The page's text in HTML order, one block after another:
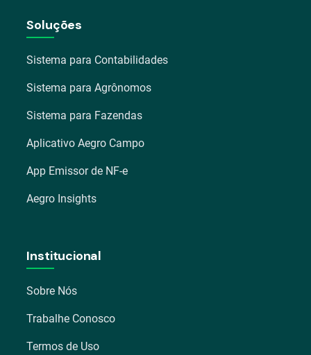
Soluções
Sistema para Contabilidades
Sistema para Agrônomos
Sistema para Fazendas
Aplicativo Aegro Campo
App Emissor de NF-e
Aegro Insights
Institucional
Sobre Nós
Trabalhe Conosco
Termos de Uso